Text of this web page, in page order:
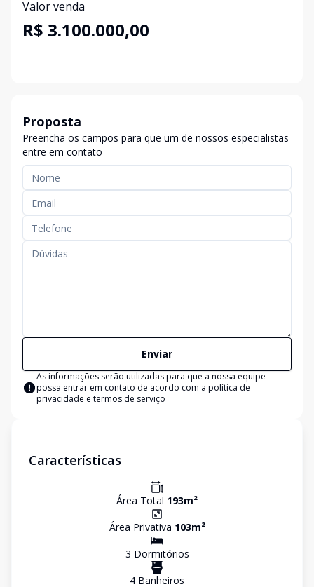
Valor venda
R$ 3.100.000,00
Proposta
Preencha os campos para que um de nossos especialistas
entre em contato
Enviar
As informações serão utilizadas para que a nossa equipe
possa entrar em contato de acordo com a política de
privacidade e termos de serviço
Características
Área Total 193m²
Área Privativa 103m²
3 Dormitórios
4 Banheiros